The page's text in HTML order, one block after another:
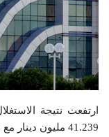
ارتفعت نتيجة